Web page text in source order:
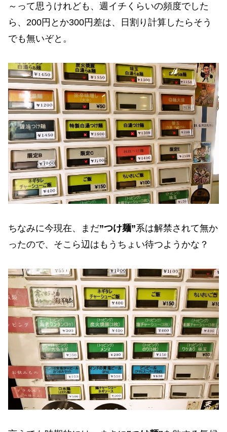
～って思うけれども、週イチくらいの頻度でした
ら、200円とか300円差は、日割り計算したらそう
でも無いぞと。
ちなみに今現在、まだ”つけ麺”系は解禁されて無か
ったので、そこら辺はもうちょい待つようかな？